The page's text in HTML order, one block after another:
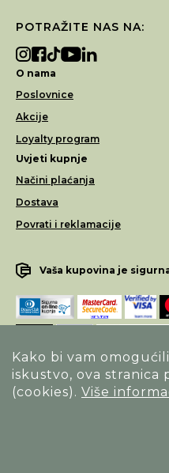
Kako bi vam
iskustvo, ova stranica
(cookies). Više
POTRAŽITE NAS NA:
O nama
Poslovnice
Akcije
Loyalty program
Uvjeti kupnje
Načini plaćanja
Dostava
Povrati i reklamacije
Vaša kupovina je
Opći uvjeti poslovanja
Sva prava pridržana.